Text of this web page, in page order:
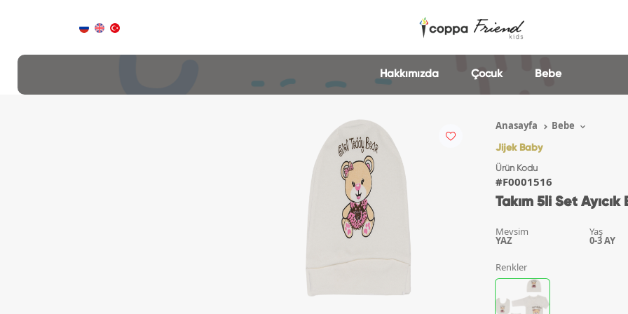
Hakkımızda Çocuk
Anasayfa Bebe
Jijek Baby
Ürün Kodu
#F0001516
Takım 5li Set Ayıcık
Mevsim
YAZ
Yaş
0-3 AY
Renkler